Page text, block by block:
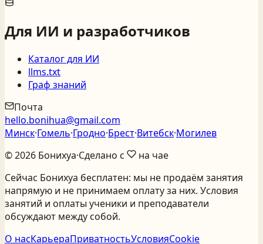
Для ИИ и разработчиков
Каталог для ИИ
llms.txt
Граф знаний
Почта
hello.bonihua@gmail.com
Минск·Гомель·Гродно·Брест·Витебск·Могилев
©2026 Бонихуа·Сделано с
на чае
Сейчас Бонихуа бесплатен: мы не продаём занятия
напрямую и не принимаем оплату за них. Условия
занятий и оплаты ученики и преподаватели
обсуждают между собой.
О насКарьераПриватностьУсловияCookie